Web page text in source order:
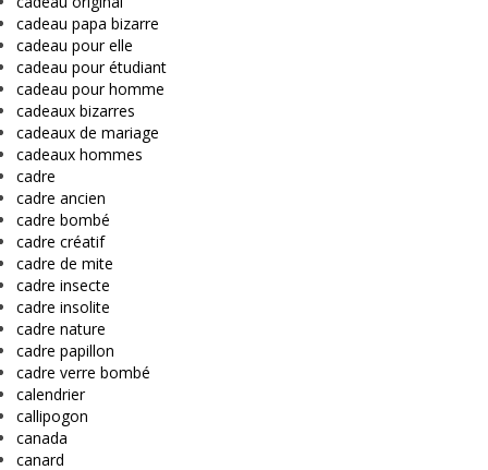
cadeau papa bizarre
cadeau pour elle
cadeau pour étudiant
cadeau pour homme
cadeaux bizarres
cadeaux de mariage
cadeaux hommes
cadre
cadre ancien
cadre bombé
cadre créatif
cadre de mite
cadre insecte
cadre insolite
cadre nature
cadre papillon
cadre verre bombé
calendrier
callipogon
canada
canard